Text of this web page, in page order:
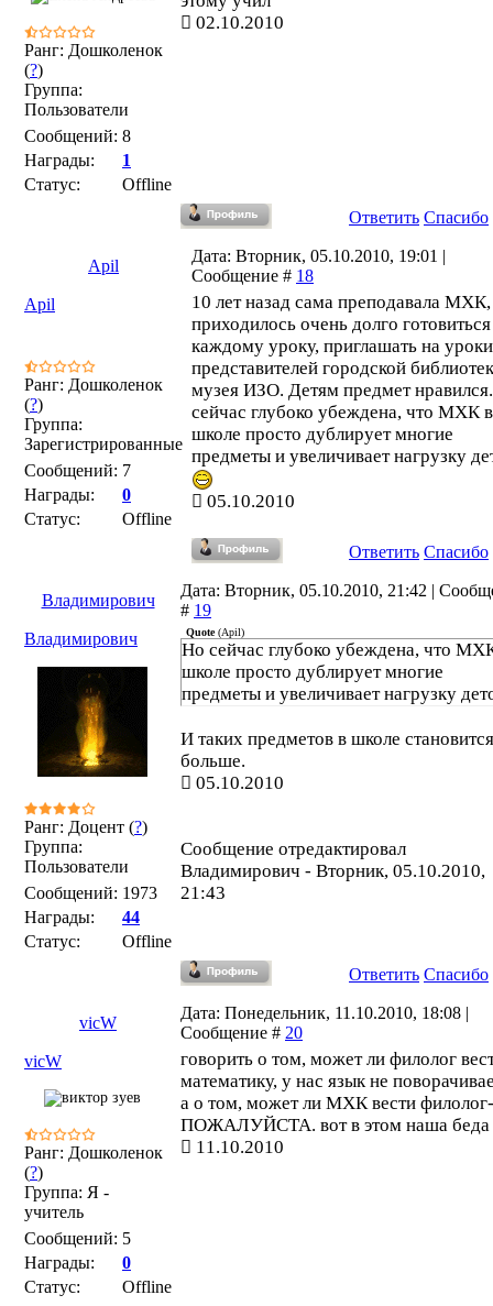
Ранг: Дошколенок
(?)
Группа:
Пользователи
Сообщений: 8
Награды:
1
Статус:
Offline
02.10.2010
Ответить Спасибо
Apil
Дата: Вторник, 05.10.2010, 19:01 |
Сообщение # 18
Apil
Ранг: Дошколенок
(?)
Группа:
Зарегистрированные
Сообщений: 7
Награды:
0
Статус:
Offline
10 лет назад сама преподавала МХК,
приходилось очень долго
каждому уроку, приглашать на уроки
представителей городской
музея ИЗО. Детям предмет
сейчас глубоко убеждена, что МХК в
школе просто дублирует многие
предметы и увеличивает нагрузку
05.10.2010
Ответить Спасибо
Владимирович
Дата: Вторник, 05.10.2010, 21:42 |
# 19
Владимирович
Ранг: Доцент (?)
Группа:
Пользователи
Сообщений: 1973
Награды:
44
Статус:
Offline
Quote(Apil)
Но сейчас глубоко убеждена, что
школе просто дублирует многие
предметы и увеличивает нагрузку
И таких предметов в школе
больше.
05.10.2010
Сообщение отредактировал
Владимирович - Вторник, 05.10.2010,
21:43
Ответить Спасибо
vicW
Дата: Понедельник, 11.10.2010, 18:08 |
Сообщение # 20
vicW
Ранг: Дошколенок
(?)
Группа: Я -
учитель
Сообщений: 5
Награды:
0
Статус:
Offline
говорить о том, может ли филолог
математику, у нас язык не
а о том, может ли МХК вести филолог-
ПОЖАЛУЙСТА. вот в этом наша беда
11.10.2010